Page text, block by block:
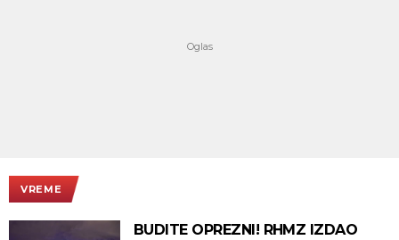
VREME
BUDITE OPREZNI! RHMZ IZDAO